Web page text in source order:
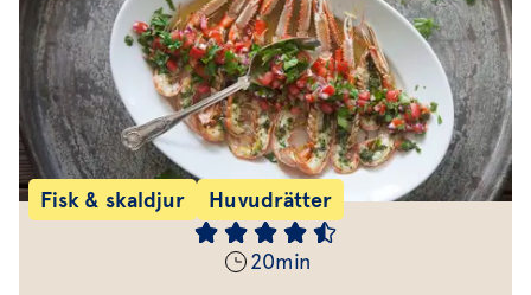
Fisk & skaldjur Huvudrätter
20min